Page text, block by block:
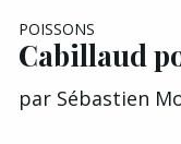
POISSONS
Cabillaud
par Sébastien